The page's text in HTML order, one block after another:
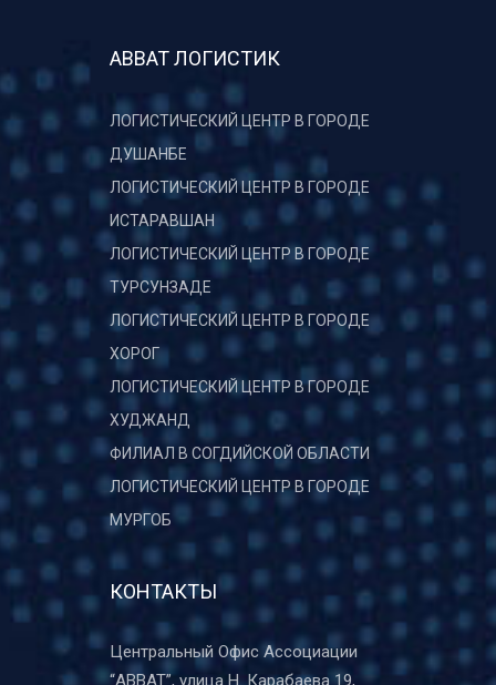
АВВАТ ЛОГИСТИК
ЛОГИСТИЧЕСКИЙ ЦЕНТР В ГОРОДЕ
ДУШАНБЕ
ЛОГИСТИЧЕСКИЙ ЦЕНТР В ГОРОДЕ
ИСТАРАВШАН
ЛОГИСТИЧЕСКИЙ ЦЕНТР В ГОРОДЕ
ТУРСУНЗАДЕ
ЛОГИСТИЧЕСКИЙ ЦЕНТР В ГОРОДЕ
ХОРОГ
ЛОГИСТИЧЕСКИЙ ЦЕНТР В ГОРОДЕ
ХУДЖАНД
ФИЛИАЛ В СОГДИЙСКОЙ ОБЛАСТИ
ЛОГИСТИЧЕСКИЙ ЦЕНТР В ГОРОДЕ
МУРГОБ
КОНТАКТЫ
Центральный Офис Ассоциации
“ABBAT”, улица Н. Карабаева 19,